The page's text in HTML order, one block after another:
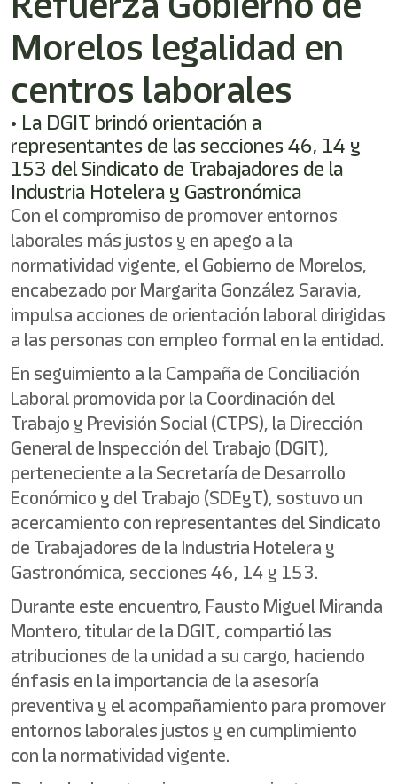
activates
the
screen
help
you
navigate
and
interact
with
the
content.
Morelos legalidad en
centros laborales
• La DGIT brindó orientación a
representantes de las secciones 46, 14 y
153 del Sindicato de Trabajadores de la
Industria Hotelera y Gastronómica
Con el compromiso de promover entornos
laborales más justos y en apego a la
normatividad vigente, el Gobierno de Morelos,
encabezado por Margarita González Saravia,
impulsa acciones de orientación laboral dirigidas
a las personas con empleo formal en la entidad.
En seguimiento a la Campaña de Conciliación
Laboral promovida por la Coordinación del
Trabajo y Previsión Social (CTPS), la Dirección
General de Inspección del Trabajo (DGIT),
perteneciente a la Secretaría de Desarrollo
Económico y del Trabajo (SDEyT), sostuvo un
acercamiento con representantes del Sindicato
de Trabajadores de la Industria Hotelera y
Gastronómica, secciones 46, 14 y 153.
Durante este encuentro, Fausto Miguel Miranda
Montero, titular de la DGIT, compartió las
atribuciones de la unidad a su cargo, haciendo
énfasis en la importancia de la asesoría
preventiva y el acompañamiento para promover
entornos laborales justos y en cumplimiento
con la normatividad vigente.